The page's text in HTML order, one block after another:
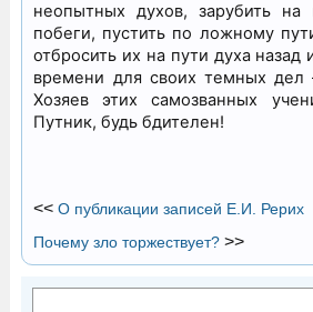
неопытных духов, зарубить
побеги, пустить по ложному
отбросить их на пути духа назад
времени для своих темных дел
Хозяев этих самозванных
Путник, будь бдителен!
<< О публикации записей Е.И. Рерих
Почему зло торжествует? >>